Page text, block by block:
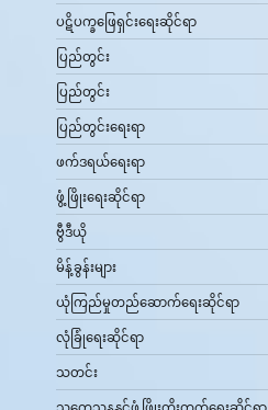
ပဋိပက္ခဖြေရှင်းရေးဆိုင်ရာ
ပြည်တွင်း
ပြည်တွင်း
ပြည်တွင်းရေးရာ
ဖက်ဒရယ်ရေးရာ
ဖွံ့ဖြိုးရေးဆိုင်ရာ
ဗွီဒီယို
မိန့်ခွန်းများ
ယုံကြည်မှုတည်ဆောက်ရေးဆိုင်ရာ
လုံခြုံရေးဆိုင်ရာ
သတင်း